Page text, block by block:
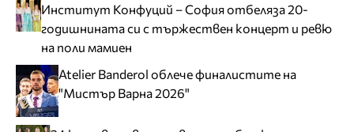
Институт Конфуций – София отбеляза 20-
годишнината си с тържествен концерт и ревю
на поли мамиен
Atelier Banderol облече финалистите на
"Мистър Варна 2026"